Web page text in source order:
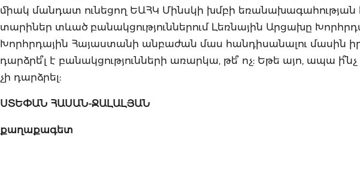
միակ մանդատ ունեցող ԵԱՀԿ Մինսկի խմբի
տարիներ տևած բանակցություններում Լեռնային Արցախը
Խորհրդային Հայաստանի անբաժան մաս հանդիսանալու մասին
դարձրե՞լ է բանակցությունների առարկա, թե՞ ոչ: Եթե այո, ապա
չի դարձրել:
ՍՏԵՓԱՆ ՀԱՍԱՆ-ՋԱԼԱԼՅԱՆ
քաղաքագետ